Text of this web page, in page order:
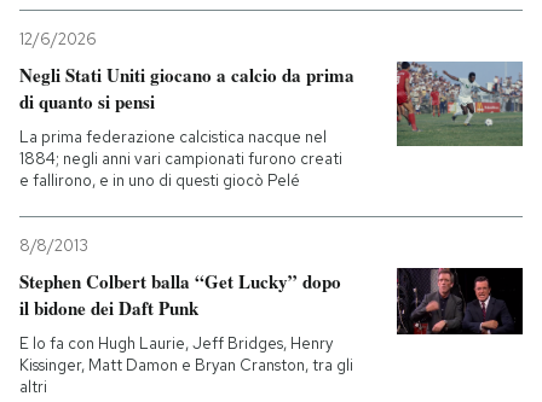
12/6/2026
Negli Stati Uniti giocano a calcio da prima
di quanto si pensi
La prima federazione calcistica nacque nel
1884; negli anni vari campionati furono creati
e fallirono, e in uno di questi giocò Pelé
8/8/2013
Stephen Colbert balla “Get Lucky” dopo
il bidone dei Daft Punk
E lo fa con Hugh Laurie, Jeff Bridges, Henry
Kissinger, Matt Damon e Bryan Cranston, tra gli
altri